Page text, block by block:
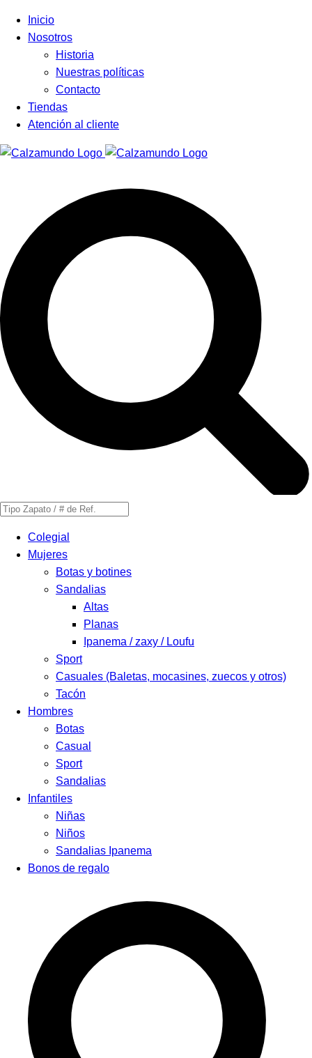
Facebook
Instagram
Tiktok
Inicio
Nosotros
Historia
Nuestras políticas
Contacto
Tiendas
Atención al cliente
Búsqueda
productosColegial
Mujeres
Botas y botines
Sandalias
Altas
Planas
Ipanema / zaxy / Loufu
Sport
Casuales (Baletas, mocasines, zuecos y otros)
Tacón
Hombres
Botas
Casual
Sport
Sandalias
Infantiles
Niñas
Niños
Sandalias Ipanema
Bonos de regalo